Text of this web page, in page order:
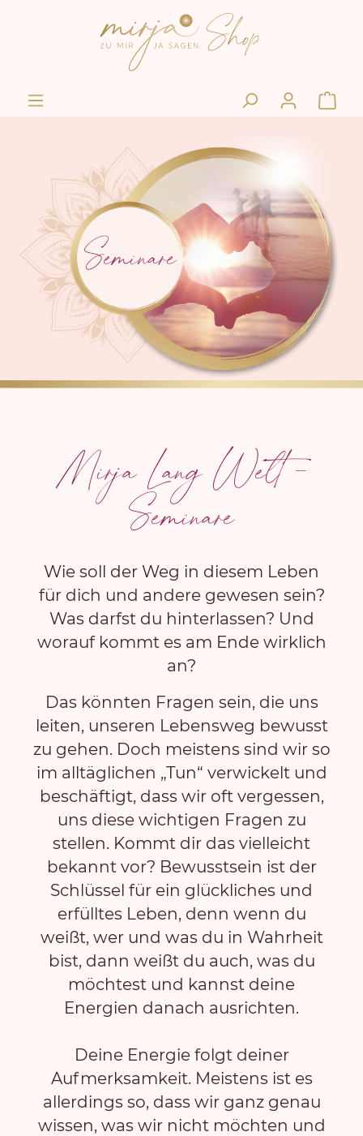
Seminare
Mirja Lang Welt -
Seminare
Wie soll der Weg in diesem Leben
für dich und andere gewesen sein?
Was darfst du hinterlassen? Und
worauf kommt es am Ende wirklich
an?
Das könnten Fragen sein, die uns
leiten, unseren Lebensweg bewusst
zu gehen. Doch meistens sind wir so
im alltäglichen „Tun“ verwickelt und
beschäftigt, dass wir oft vergessen,
uns diese wichtigen Fragen zu
stellen. Kommt dir das vielleicht
bekannt vor? Bewusstsein ist der
Schlüssel für ein glückliches und
erfülltes Leben, denn wenn du
weißt, wer und was du in Wahrheit
bist, dann weißt du auch, was du
möchtest und kannst deine
Energien danach ausrichten.
Deine Energie folgt deiner
Aufmerksamkeit. Meistens ist es
allerdings so, dass wir ganz genau
wissen, was wir nicht möchten und